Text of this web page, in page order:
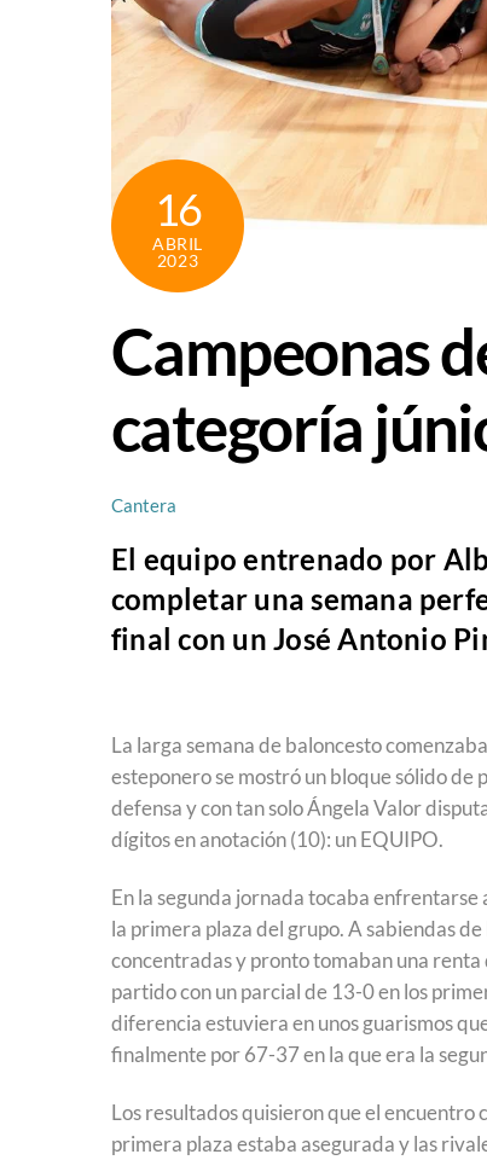
16
ABRIL
2023
Campeonas
categoría
Cantera
El equipo entrenado por
completar una semana
final con un José Antonio
La larga semana de baloncesto
esteponero se mostró un bloque sólido de
defensa y con tan solo Ángela Valor
dígitos en anotación (10): un EQUIPO.
En la segunda jornada tocaba
la primera plaza del grupo. A sabiendas
concentradas y pronto tomaban una
partido con un parcial de 13-0 en los
diferencia estuviera en unos guarismos
finalmente por 67-37 en la que era la
Los resultados quisieron que el encuentro
primera plaza estaba asegurada y las